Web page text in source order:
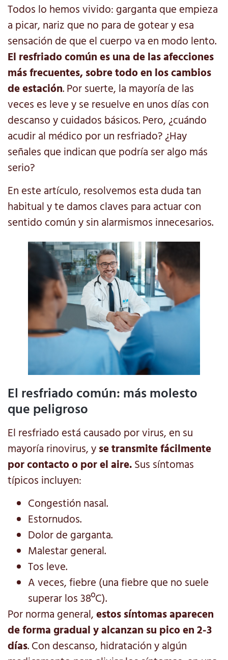
Todos lo hemos vivido: garganta que empieza
a picar, nariz que no para de gotear y esa
sensación de que el cuerpo va en modo lento.
El resfriado común es una de las afecciones
más frecuentes, sobre todo en los cambios
de estación. Por suerte, la mayoría de las
veces es leve y se resuelve en unos días con
descanso y cuidados básicos. Pero, ¿cuándo
acudir al médico por un resfriado? ¿Hay
señales que indican que podría ser algo más
serio?
En este artículo, resolvemos esta duda tan
habitual y te damos claves para actuar con
sentido común y sin alarmismos innecesarios.
El resfriado común: más molesto
que peligroso
El resfriado está causado por virus, en su
mayoría rinovirus, yse transmite fácilmente
por contacto o por el aire.Sus síntomas
típicos incluyen:
Congestión nasal.
Estornudos.
Dolor de garganta.
Malestar general.
Tos leve.
A veces, fiebre (una fiebre que no suele
superar los 38ºC).
Por norma general,estos síntomas aparecen
de forma gradual y alcanzan su pico en 2-3
días. Con descanso, hidratación y algún